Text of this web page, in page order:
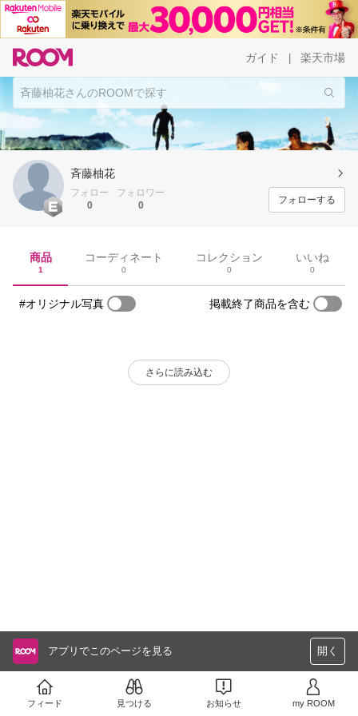
ガイド 楽天市場
斉藤柚花
フォロー
0
フォロワー
0
フォローする
商品
1
コーディネート
0
コレクション
0
いいね
0
#オリジナル写真 掲載終了商品を含む
さらに読み込む
アプリでこのページを見る 開く
フィード 見つける お知らせ my ROOM